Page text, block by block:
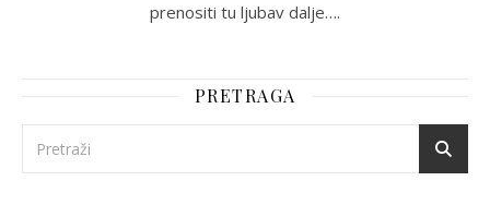
prenositi tu ljubav dalje….
PRETRAGA